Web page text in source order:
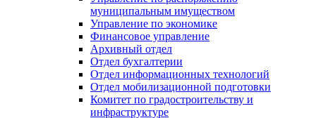
муниципальным имуществом
Управление по экономике
Финансовое управление
Архивный отдел
Отдел бухгалтерии
Отдел информационных технологий
Отдел мобилизационной подготовки
Комитет по градостроительству и
инфраструктуре